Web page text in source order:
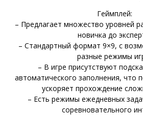
Геймплей:
– Предлагает множество уровней
новичка до
– Стандартный формат 9×9, с
разные режимы
– В игре присутствуют
автоматического заполнения, что
ускоряет прохождение
– Есть режимы ежедневных
соревновательного